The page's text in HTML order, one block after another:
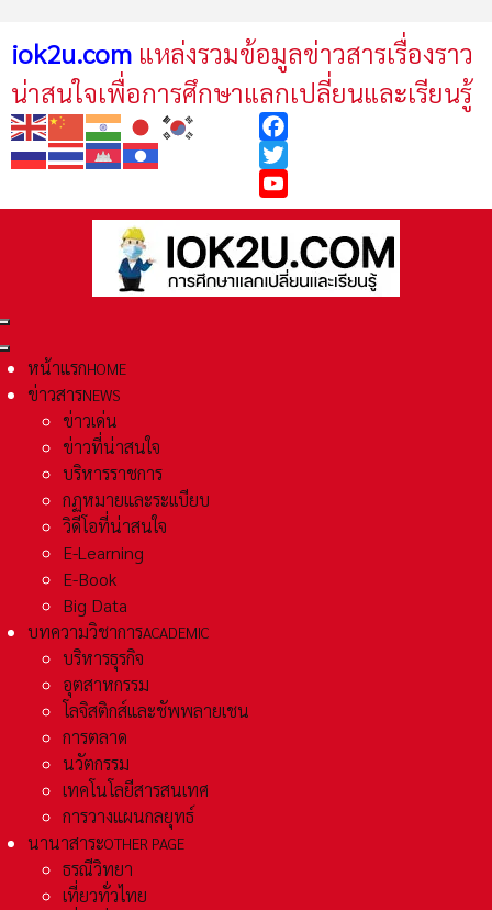
iok2u.com แหล่งรวมข้อมูลข่าวสารเรื่องราว
น่าสนใจเพื่อการศึกษาแลกเปลี่ยนและเรียนรู้
Facebook
Twitter
YouTube
หน้าแรกHOME
ข่าวสารNEWS
ข่าวเด่น
ข่าวที่น่าสนใจ
บริหารราชการ
กฏหมายและระเเบียบ
วิดีโอที่น่าสนใจ
E-Learning
E-Book
Big Data
บทความวิชาการACADEMIC
บริหารธุรกิจ
อุตสาหกรรม
โลจิสติกส์และชัพพลายเชน
การตลาด
นวัตกรรม
เทคโนโลยีสารสนเทศ
การวางแผนกลยุทธ์
นานาสาระOTHER PAGE
ธรณีวิทยา
เที่ยวทั่วไทย